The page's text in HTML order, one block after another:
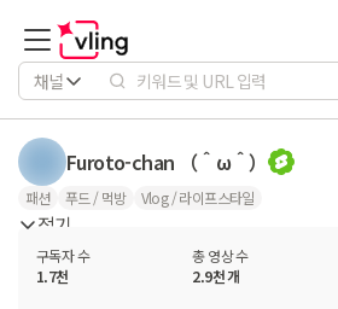
채널
Furoto-chan （＾ω＾）
패션 푸드 / 먹방 Vlog / 라이프스타일
접기
구독자 수
1.7천
총 영상 수
2.9천 개